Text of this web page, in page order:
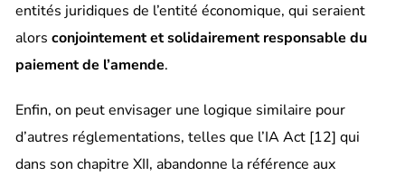
entités juridiques de l’entité économique, qui seraient
alorsconjointement et solidairement responsable du
paiement de l’amende.
Enfin, on peut envisager une logique similaire pour
d’autres réglementations, telles que l’IA Act [12] qui
dans son chapitre XII, abandonne la référence aux